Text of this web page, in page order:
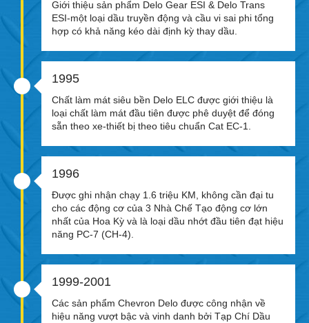
Giới thiệu sản phẩm Delo Gear ESI & Delo Trans
ESI-một loại dầu truyền động và cầu vi sai phi tổng
hợp có khả năng kéo dài định kỳ thay dầu.
1995
Chất làm mát siêu bền Delo ELC được giới thiệu là
loại chất làm mát đầu tiên được phê duyệt để đóng
sẵn theo xe-thiết bị theo tiêu chuẩn Cat EC-1.
1996
Được ghi nhận chạy 1.6 triệu KM, không cần đại tu
cho các động cơ của 3 Nhà Chế Tạo động cơ lớn
nhất của Hoa Kỳ và là loại dầu nhớt đầu tiên đạt hiệu
năng PC-7 (CH-4).
1999-2001
Các sản phẩm Chevron Delo được công nhận về
hiệu năng vượt bậc và vinh danh bởi Tạp Chí Dầu